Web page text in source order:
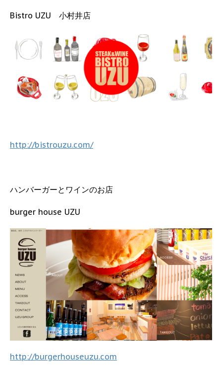
Bistro UZU 小村井店
http://bistrouzu.com/
ハンバーガーとワインのお店
burger house UZU
http://burgerhouseuzu.com